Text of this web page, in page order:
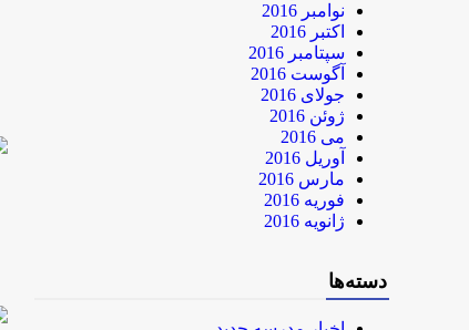
نوامبر 2016
اکتبر 2016
سپتامبر 2016
آگوست 2016
جولای 2016
ژوئن 2016
می 2016
آوریل 2016
مارس 2016
فوریه 2016
ژانویه 2016
دسته‌ها